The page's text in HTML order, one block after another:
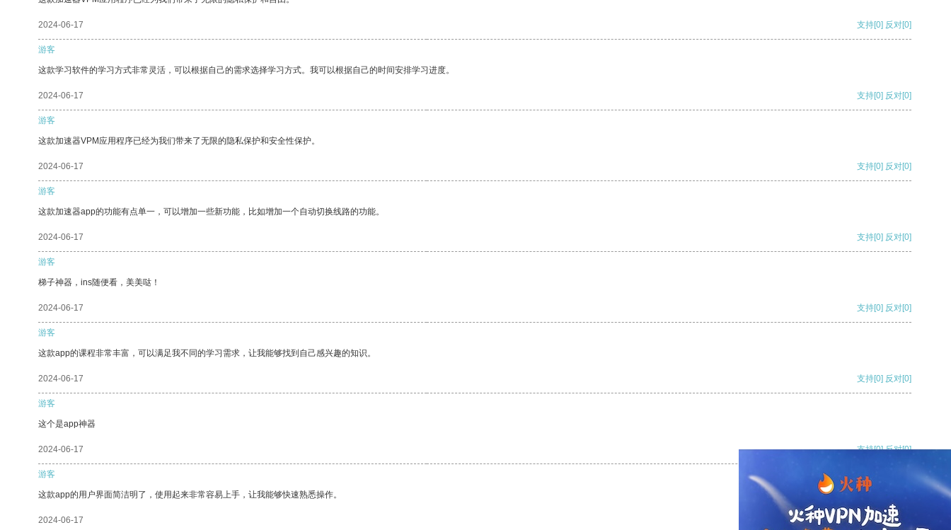
2024-06-17 支持[0] 反对[0]
游客
这款学习软件的学习方式非常灵活，可以根据自己的需求选择学习方式。我可以根据自己的时间安排学习进度。
2024-06-17 支持[0] 反对[0]
游客
这款加速器VPM应用程序已经为我们带来了无限的隐私保护和安全性保护。
2024-06-17 支持[0] 反对[0]
游客
这款加速器app的功能有点单一，可以增加一些新功能，比如增加一个自动切换线路的功能。
2024-06-17 支持[0] 反对[0]
游客
梯子神器，ins随便看，美美哒！
2024-06-17 支持[0] 反对[0]
游客
这款app的课程非常丰富，可以满足我不同的学习需求，让我能够找到自己感兴趣的知识。
2024-06-17 支持[0] 反对[0]
游客
这个是app神器
2024-06-17 支持[0] 反对[0]
游客
这款app的用户界面简洁明了，使用起来非常容易上手，让我能够快速熟悉操作。
2024-06-17 支持[0] 反对